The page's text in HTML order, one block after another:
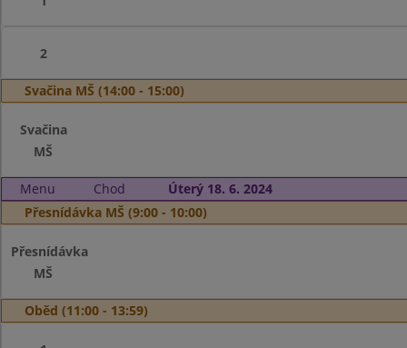
2
Svačina MŠ (14:00 - 15:00)
Svačina
MŠ
Menu Chod
Úterý 18. 6. 2024
Přesnídávka MŠ (9:00 - 10:00)
Přesnídávka
MŠ
Oběd (11:00 - 13:59)